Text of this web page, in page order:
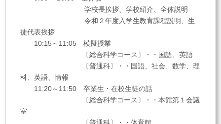
学校長挨拶、学校紹介、全体説明
令和２年度入学生教育課程説明、生
徒代表挨拶
10:15～11:05 模擬授業
〔総合科学コース〕・・国語、英語
〔普通科〕・・国語、社会、数学、理
科、英語、情報
11:20～11:50 卒業生・在校生徒の話
〔総合科学コース〕・・本館第１会議
室
〔普通科〕・・体育館